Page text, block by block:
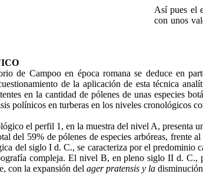
Así pues el
con unos
de Campoo en época romana se deduce en
de la aplicación de esta técnica
en la cantidad de pólenes de unas especies
polínicos en turberas en los niveles cronológicos
el perfil 1, en la muestra del nivel A, presenta
del 59% de pólenes de especies arbóreas,
del siglo I d. C., se caracteriza por el predominio
compleja. El nivel B, en pleno siglo II d. C.,
con la expansión del ager pratensis y la